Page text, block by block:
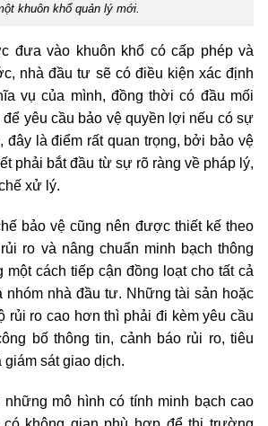
khuôn khổ quản lý mới.
đưa vào khuôn khổ có cấp phép và
nhà đầu tư sẽ có điều kiện xác định
vụ của mình, đồng thời có đầu mối
yêu cầu bảo vệ quyền lợi nếu có sự
đây là điểm rất quan trọng, bởi bảo vệ
phải bắt đầu từ sự rõ ràng về pháp lý,
xử lý.
bảo vệ cũng nên được thiết kế theo
ro và nâng chuẩn minh bạch thông
một cách tiếp cận đồng loạt cho tất cả
nhóm nhà đầu tư. Những tài sản hoặc
rủi ro cao hơn thì phải đi kèm yêu cầu
bố thông tin, cảnh báo rủi ro, tiêu
sát giao dịch.
mô hình có tính minh bạch cao